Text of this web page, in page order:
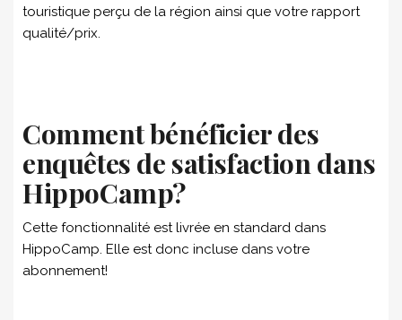
touristique perçu de la région ainsi que votre rapport
qualité/prix.
Comment bénéficier des
enquêtes de satisfaction dans
HippoCamp?
Cette fonctionnalité est livrée en standard dans
HippoCamp. Elle est donc incluse dans votre
abonnement!